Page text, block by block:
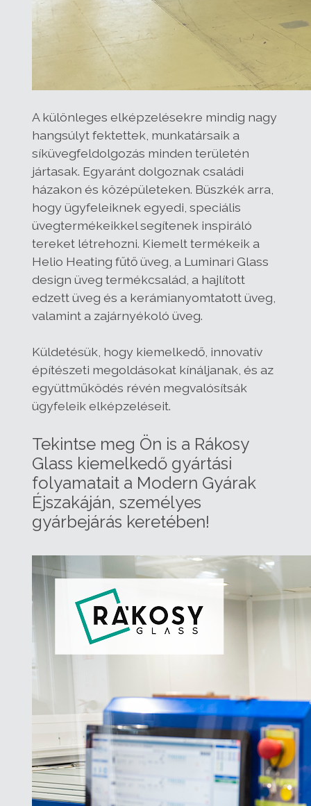
A különleges elképzelésekre mindig nagy
hangsúlyt fektettek, munkatársaik a
síküvegfeldolgozás minden területén
jártasak. Egyaránt dolgoznak családi
házakon és középületeken. Büszkék arra,
hogy ügyfeleiknek egyedi, speciális
üvegtermékeikkel segítenek inspiráló
tereket létrehozni. Kiemelt termékeik a
Helio Heating fűtő üveg, a Luminari Glass
design üveg termékcsalád, a hajlított
edzett üveg és a kerámianyomtatott üveg,
valamint a zajárnyékoló üveg.
Küldetésük, hogy kiemelkedő, innovatív
építészeti megoldásokat kínáljanak, és az
együttműködés révén megvalósítsák
ügyfeleik elképzeléseit.
Tekintse meg Ön is a Rákosy
Glass kiemelkedő gyártási
folyamatait a Modern Gyárak
Éjszakáján, személyes
gyárbejárás keretében!